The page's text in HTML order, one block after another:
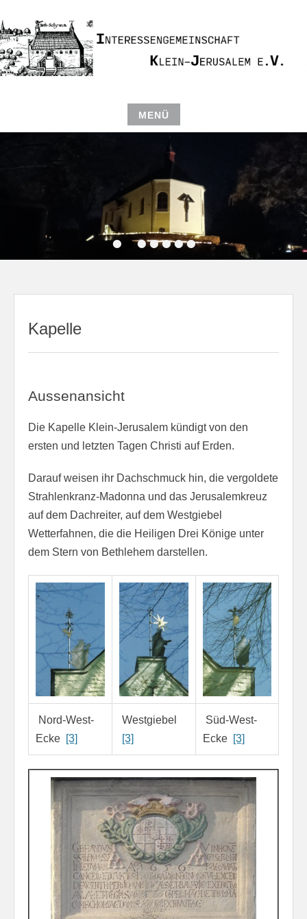
Inhalt
springen
KAPELLE KLEIN-JERUSALEM
E.V.
MENÜ
Zum
•••••••
Kapelle
Aussenansicht
Die Kapelle Klein-Jerusalem kündigt von den
ersten und letzten Tagen Christi auf Erden.
Darauf weisen ihr Dachschmuck hin, die vergoldete
Strahlenkranz-Madonna und das Jerusalemkreuz
auf dem Dachreiter, auf dem Westgiebel
Wetterfahnen, die die Heiligen Drei Könige unter
dem Stern von Bethlehem darstellen.
Nord-West-
Ecke [3]
Westgiebel
[3]
Süd-West-
Ecke [3]